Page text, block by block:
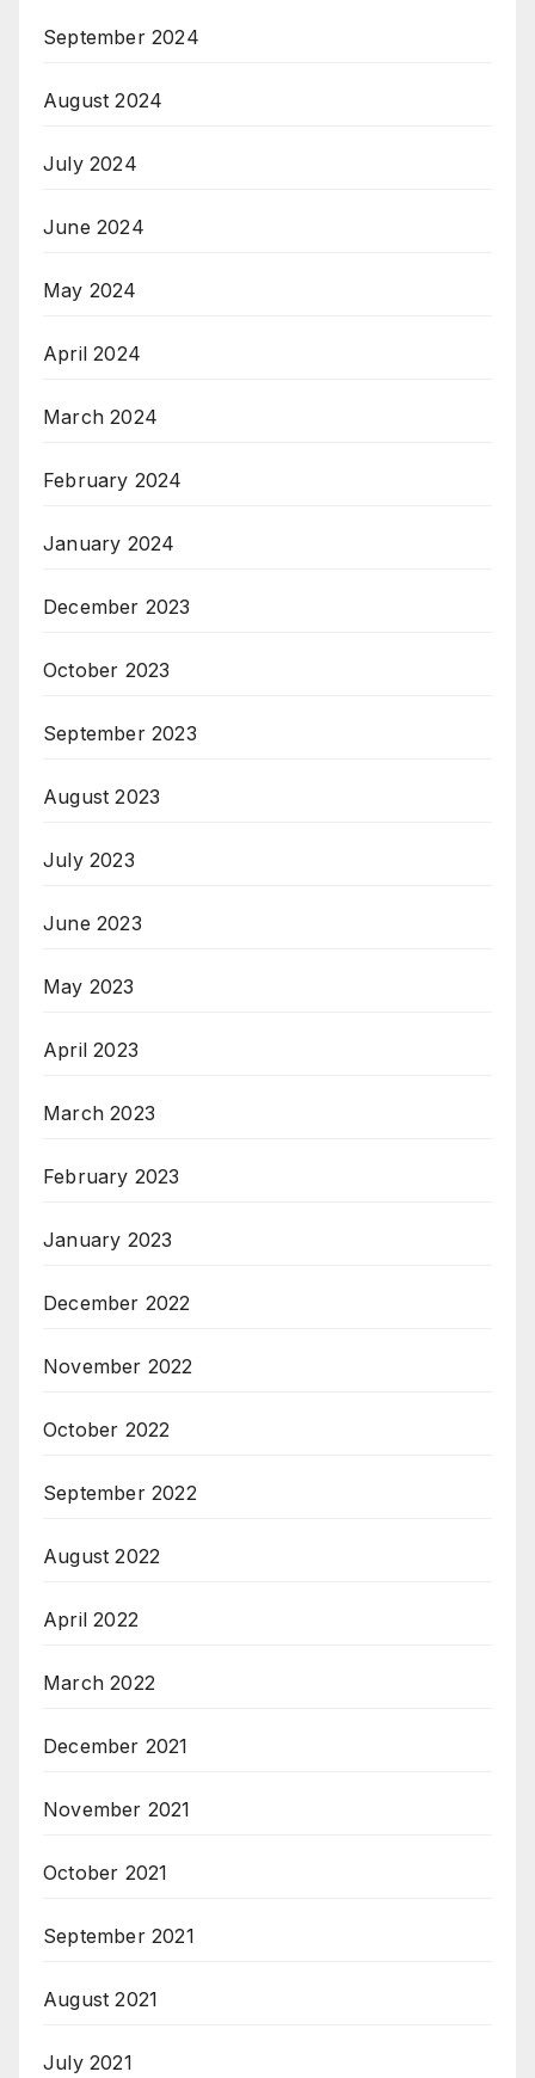
September 2024
August 2024
July 2024
June 2024
May 2024
April 2024
March 2024
February 2024
January 2024
December 2023
October 2023
September 2023
August 2023
July 2023
June 2023
May 2023
April 2023
March 2023
February 2023
January 2023
December 2022
November 2022
October 2022
September 2022
August 2022
April 2022
March 2022
December 2021
November 2021
October 2021
September 2021
August 2021
July 2021